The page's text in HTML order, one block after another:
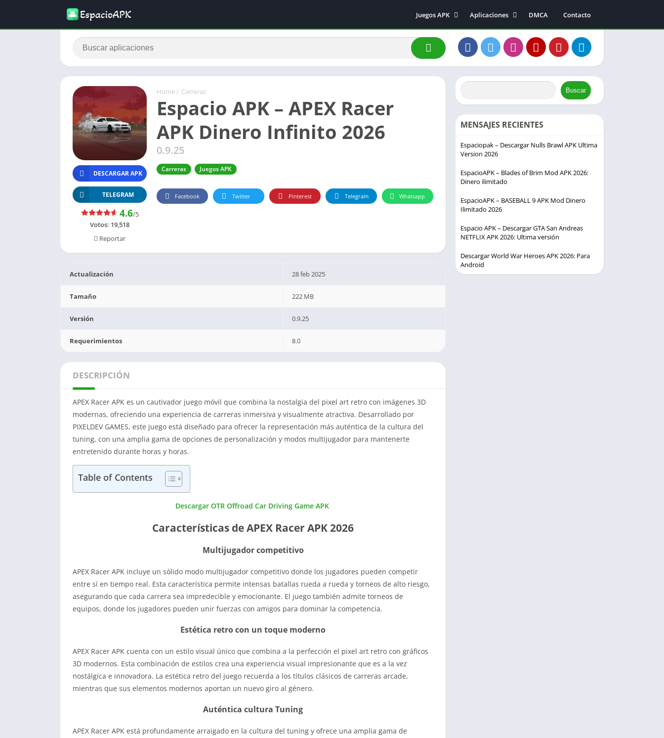
Juegos APK
Acción
Arcade
Aventura
Carreras
Aplicaciones
Música y audio
Entretenimiento
Comunicación
DMCA Contacto
Home / Carreras
Espacio APK – APEX Racer
APK Dinero Infinito 2026
0.9.25
Carreras Juegos APK
DESCARGAR APK
TELEGRAM
4.6/5
Votos: 19,518
Reportar
Facebook Twitter Pinterest Telegram Whatsapp
Actualización 28 feb 2025
Tamaño 222 MB
Versión 0.9.25
Requerimientos 8.0
DESCRIPCIÓN
APEX Racer APK es un cautivador juego móvil que combina la nostalgia del pixel art retro con imágenes 3D
modernas, ofreciendo una experiencia de carreras inmersiva y visualmente atractiva. Desarrollado por
PIXELDEV GAMES, este juego está diseñado para ofrecer la representación más auténtica de la cultura del
tuning, con una amplia gama de opciones de personalización y modos multijugador para mantenerte
entretenido durante horas y horas.
Table of Contents
Descargar OTR Offroad Car Driving Game APK
Características de APEX Racer APK 2026
Multijugador competitivo
APEX Racer APK incluye un sólido modo multijugador competitivo donde los jugadores pueden competir
entre sí en tiempo real. Esta característica permite intensas batallas rueda a rueda y torneos de alto riesgo,
asegurando que cada carrera sea impredecible y emocionante. El juego también admite torneos de
equipos, donde los jugadores pueden unir fuerzas con amigos para dominar la competencia.
Estética retro con un toque moderno
APEX Racer APK cuenta con un estilo visual único que combina a la perfección el pixel art retro con gráficos
3D modernos. Esta combinación de estilos crea una experiencia visual impresionante que es a la vez
nostálgica e innovadora. La estética retro del juego recuerda a los títulos clásicos de carreras arcade,
mientras que sus elementos modernos aportan un nuevo giro al género.
Auténtica cultura Tuning
APEX Racer APK está profundamente arraigado en la cultura del tuning y ofrece una amplia gama de
Buscar
MENSAJES RECIENTES
Espaciopak – Descargar Nulls Brawl APK Ultima
Version 2026
EspacioAPK – Blades of Brim Mod APK 2026:
Dinero ilimitado
EspacioAPK – BASEBALL 9 APK Mod Dinero
Ilimitado 2026
Espacio APK – Descargar GTA San Andreas
NETFLIX APK 2026: Ultima versión
Descargar World War Heroes APK 2026: Para
Android